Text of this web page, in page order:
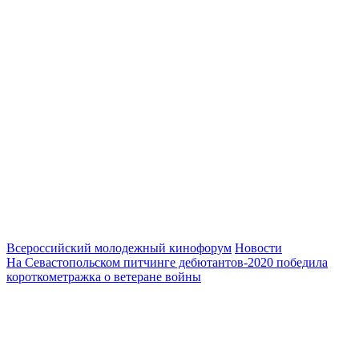
Всероссийский молодежный кинофорум Новости
На Севастопольском питчинге дебютантов-2020 победила
короткометражка о ветеране войны